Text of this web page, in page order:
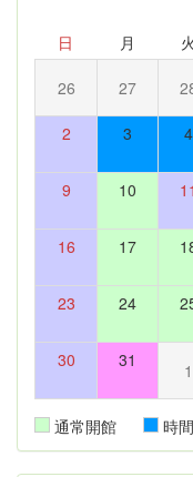
日 月 火
26 27
2 3 4
9 10 11
16 17
23 24
30 31 1
通常開館 時